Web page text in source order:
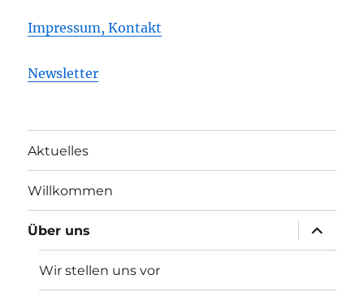
Impressum, Kontakt
Newsletter
Aktuelles
Willkommen
Über uns
öffnen
Wir stellen uns vor